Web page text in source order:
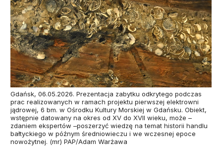
Gdańsk, 06.05.2026. Prezentacja zabytku odkrytego podczas
prac realizowanych w ramach projektu pierwszej elektrowni
jądrowej, 6 bm. w Ośrodku Kultury Morskiej w Gdańsku. Obiekt,
wstępnie datowany na okres od XV do XVII wieku, może –
zdaniem ekspertów –poszerzyć wiedzę na temat historii handlu
bałtyckiego w późnym średniowieczu i we wczesnej epoce
nowożytnej. (mr) PAP/Adam Warżawa